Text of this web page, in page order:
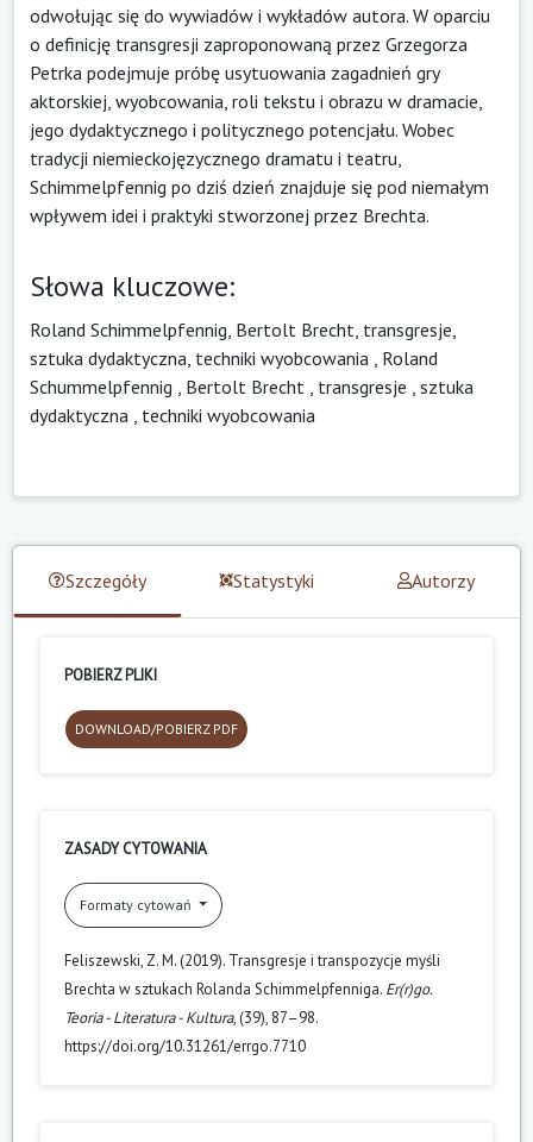
odwołując się do wywiadów i wykładów autora. W oparciu
o definicję transgresji zaproponowaną przez Grzegorza
Petrka podejmuje próbę usytuowania zagadnień gry
aktorskiej, wyobcowania, roli tekstu i obrazu w dramacie,
jego dydaktycznego i politycznego potencjału. Wobec
tradycji niemieckojęzycznego dramatu i teatru,
Schimmelpfennig po dziś dzień znajduje się pod niemałym
wpływem idei i praktyki stworzonej przez Brechta.
Słowa kluczowe:
Roland Schimmelpfennig, Bertolt Brecht, transgresje,
sztuka dydaktyczna, techniki wyobcowania
Roland
Schummelpfennig
Bertolt Brecht transgresje sztuka
dydaktyczna
techniki wyobcowania
Szczegóły Statystyki Autorzy
POBIERZ PLIKI
DOWNLOAD/POBIERZ PDF
ZASADY CYTOWANIA
Formaty cytowań
Feliszewski, Z. M. (2019). Transgresje i transpozycje myśli
Brechta w sztukach Rolanda Schimmelpfenniga. Er(r)go.
Teoria - Literatura - Kultura, (39), 87–98.
https://doi.org/10.31261/errgo.7710